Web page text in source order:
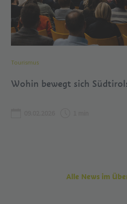
Tourismus
Wohin bewegt sich
Alle News im